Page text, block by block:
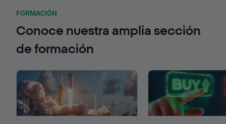
FORMACIÓN
Conoce nuestra amplia sección
de formación